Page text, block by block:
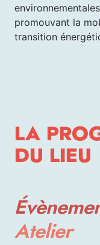
promouvant la
transition
LA
DU LIEU
Atelier